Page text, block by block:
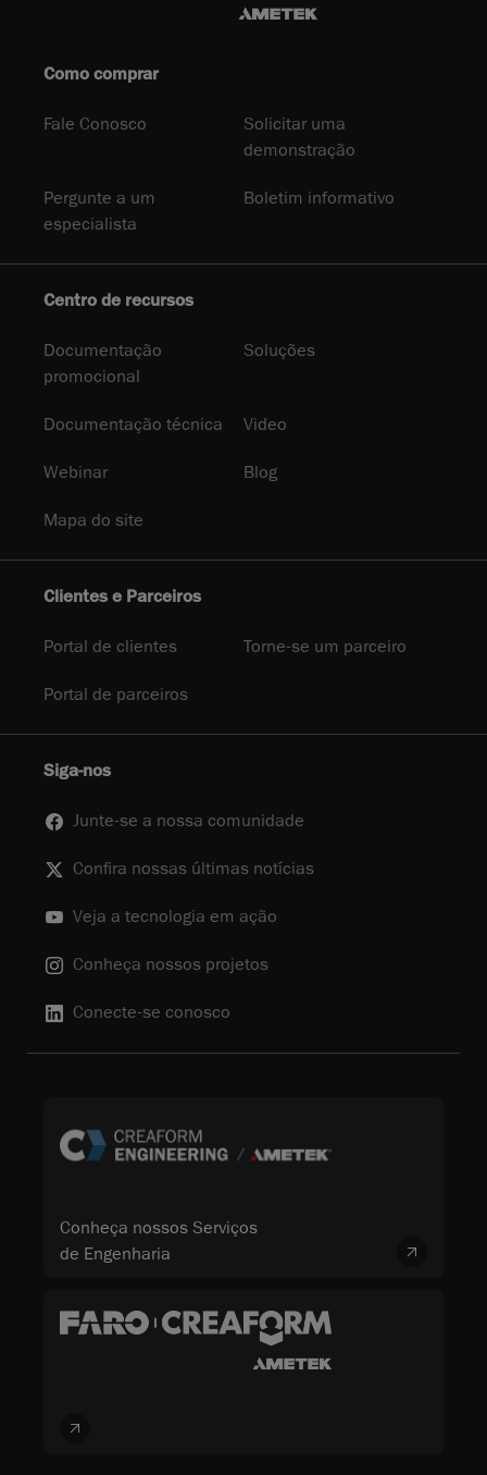
Como comprar
Fale Conosco
Solicitar uma
demonstração
Pergunte a um
especialista
Boletim informativo
Centro de recursos
Documentação
promocional
Soluções
Documentação técnica Video
Webinar Blog
Mapa do site
Clientes e Parceiros
Portal de clientes Torne-se um parceiro
Portal de parceiros
Siga-nos
Junte-se a nossa comunidade
Confira nossas últimas notícias
Veja a tecnologia em ação
Conheça nossos projetos
Conecte-se conosco
Conheça nossos Serviços
de Engenharia